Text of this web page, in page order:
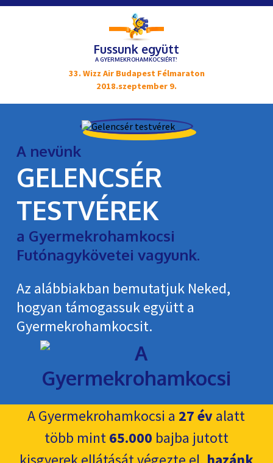
Fussunk együtt
A GYERMEKROHAMKOCSIÉRT!
33. Wizz Air Budapest Félmaraton
2018.szeptember 9.
A nevünk
GELENCSÉR
TESTVÉREK
a Gyermekrohamkocsi
Futónagykövetei vagyunk.
Az alábbiakban bemutatjuk Neked,
hogyan támogassuk együtt a
Gyermekroham­kocsit.
A Gyermekrohamkocsi a 27 évalatt
több mint65.000 bajba jutott